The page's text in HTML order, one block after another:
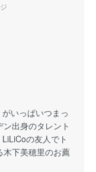
いっぱいつまっ
出身のタレント
の友人でト
木下美穂里のお薦